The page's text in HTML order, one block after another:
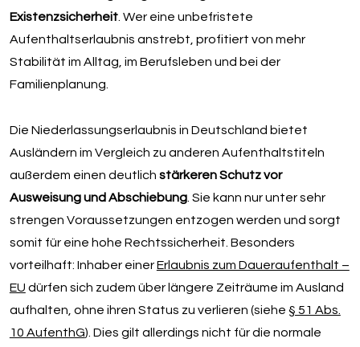
Existenzsicherheit . Wer eine unbefristete
Aufenthaltserlaubnis anstrebt, profitiert von mehr
Stabilität im Alltag, im Berufsleben und bei der
Familienplanung.
Die Niederlassungserlaubnis in Deutschland bietet
Ausländern im Vergleich zu anderen Aufenthaltstiteln
außerdem einen deutlich stärkeren Schutz vor
Ausweisung und Abschiebung. Sie kann nur unter sehr
strengen Voraussetzungen entzogen werden und sorgt
somit für eine hohe Rechtssicherheit. Besonders
vorteilhaft: Inhaber einerErlaubnis zum Daueraufenthalt –
EU dürfen sich zudem über längere Zeiträume im Ausland
aufhalten, ohne ihren Status zu verlieren (siehe § 51 Abs.
10 AufenthG). Dies gilt allerdings nicht für die normale